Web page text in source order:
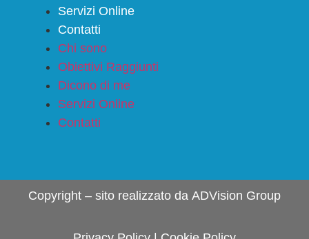
Servizi Online
Contatti
Chi sono
Obiettivi Raggiunti
Dicono di me
Servizi Online
Contatti
Copyright – sito realizzato da ADVision Group